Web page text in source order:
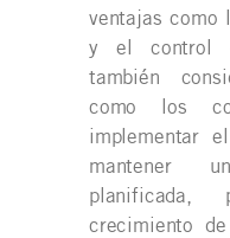
ventajas como
y el control
también
como los
implementar
mantener
planificada,
crecimiento